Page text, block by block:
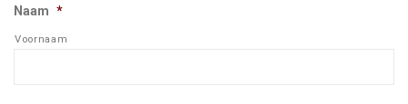
Naam *
Voornaam